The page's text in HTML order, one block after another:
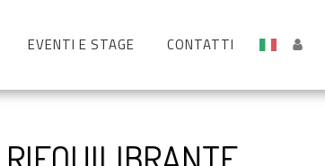
EVENTI E STAGE CONTATTI